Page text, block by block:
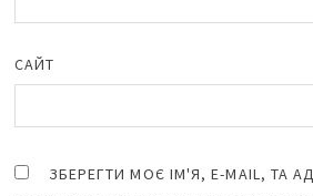
САЙТ
ЗБЕРЕГТИ МОЄ ІМ'Я, E-MAIL, ТА